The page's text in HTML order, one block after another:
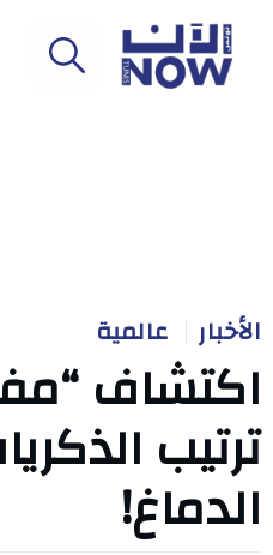
الأخبار عالمية
اكتشاف
ترتيب
الدماغ!